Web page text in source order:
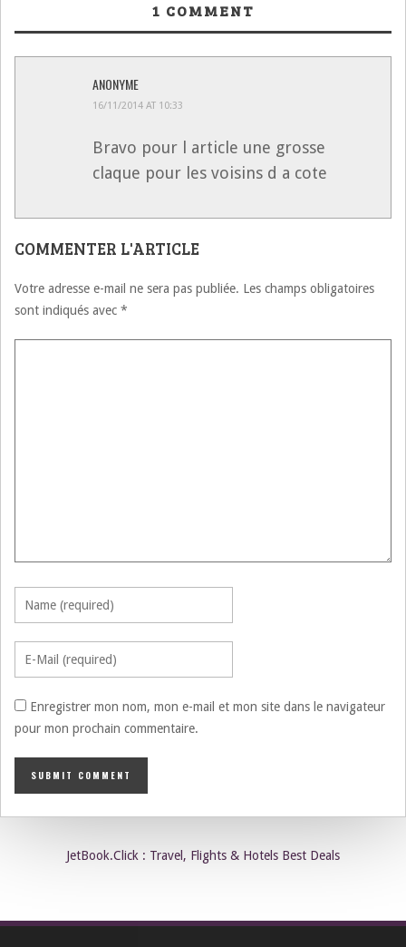
1 COMMENT
ANONYME
16/11/2014 AT 10:33
Bravo pour l article une grosse
claque pour les voisins d a cote
COMMENTER L'ARTICLE
Votre adresse e-mail ne sera pas publiée. Les champs obligatoires
sont indiqués avec *
Enregistrer mon nom, mon e-mail et mon site dans le navigateur
pour mon prochain commentaire.
JetBook.Click : Travel, Flights & Hotels Best Deals